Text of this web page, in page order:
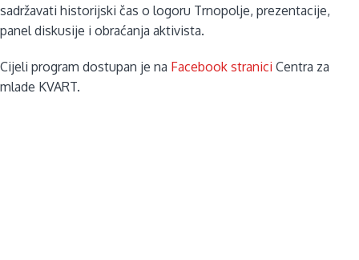
sadržavati historijski čas o logoru Trnopolje, prezentacije,
panel diskusije i obraćanja aktivista.
Cijeli program dostupan je na Facebook stranici Centra za
mlade KVART.